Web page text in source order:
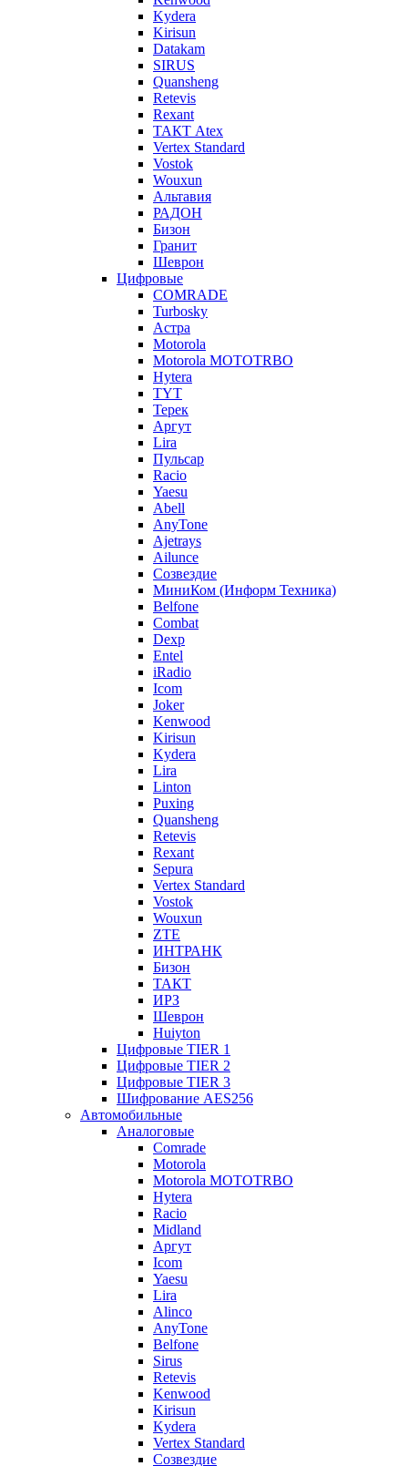
Kydera
Kirisun
Datakam
SIRUS
Quansheng
Retevis
Rexant
ТАКТ Atex
Vertex Standard
Vostok
Wouxun
Альтавия
РАДОН
Бизон
Гранит
Шеврон
Цифровые
COMRADE
Turbosky
Астра
Motorola
Motorola MOTOTRBO
Hytera
TYT
Терек
Аргут
Lira
Пульсар
Racio
Yaesu
Abell
AnyTone
Ajetrays
Ailunce
Созвездие
МиниКом (Информ Техника)
Belfone
Combat
Dexp
Entel
iRadio
Icom
Joker
Kenwood
Kirisun
Kydera
Lira
Linton
Puxing
Quansheng
Retevis
Rexant
Sepura
Vertex Standard
Vostok
Wouxun
ZTE
ИНТРАНК
Бизон
ТАКТ
ИРЗ
Шеврон
Huiyton
Цифровые TIER 1
Цифровые TIER 2
Цифровые TIER 3
Шифрование AES256
Автомобильные
Аналоговые
Comrade
Motorola
Motorola MOTOTRBO
Hytera
Racio
Midland
Аргут
Icom
Yaesu
Lira
Alinco
AnyTone
Belfone
Sirus
Retevis
Kenwood
Kirisun
Kydera
Vertex Standard
Созвездие